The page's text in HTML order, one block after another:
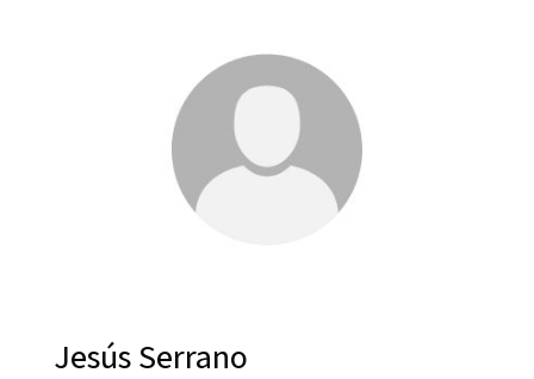
Jesús Serrano